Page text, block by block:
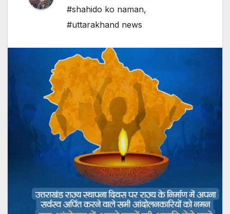
#shahido ko naman,
#uttarakhand news